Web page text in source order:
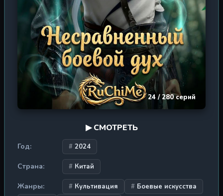
практика ци, который когда-то стоял у истоков всего?
24 / 280 серий
▶ СМОТРЕТЬ
Год: 2024
Страна: Китай
Жанры: Культивация
Боевые искусства